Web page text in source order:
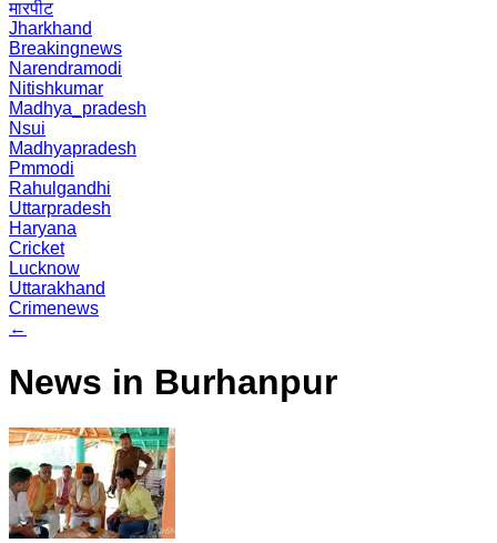
मारपीट
Jharkhand
Breakingnews
Narendramodi
Nitishkumar
Madhya_pradesh
Nsui
Madhyapradesh
Pmmodi
Rahulgandhi
Uttarpradesh
Haryana
Cricket
Lucknow
Uttarakhand
Crimenews
←
News in Burhanpur